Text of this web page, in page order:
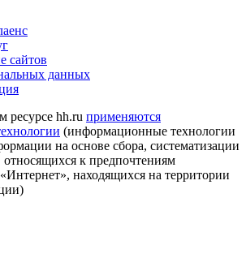
сайтов
данных
hh.ru применяются
(информационные технологии
на основе сбора, систематизации
относящихся к предпочтениям
находящихся на территории